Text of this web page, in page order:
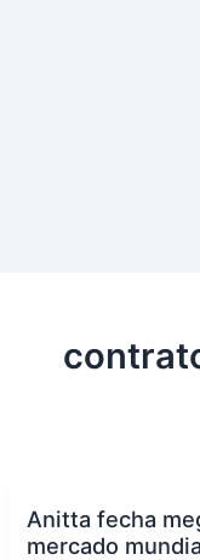
Anitta fecha
mercado